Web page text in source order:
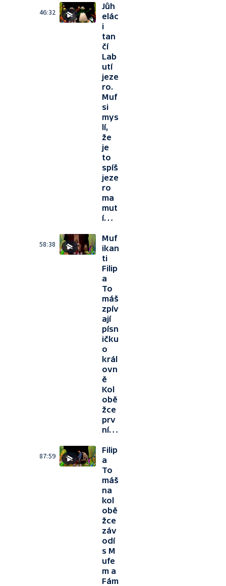
46:32
Jůh
elác
i
tan
čí
Lab
utí
jeze
ro.
Muf
si
mys
lí,
že
je
to
spíš
jeze
ro
ma
mut
í…
58:38
Muf
ikan
ti
Filip
a
To
máš
zpív
ají
písn
ičku
o
král
ovn
ě
Kol
obě
žce
prv
ní…
87:59
Filip
a
To
máš
na
kol
obě
žce
záv
odí
s M
ufe
m a
Fám